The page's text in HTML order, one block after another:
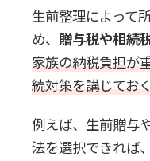
生前整理によって
め、 贈与税や相続
家族の納税負担が
続対策を講じてお
例えば、生前贈与
法を選択できれば